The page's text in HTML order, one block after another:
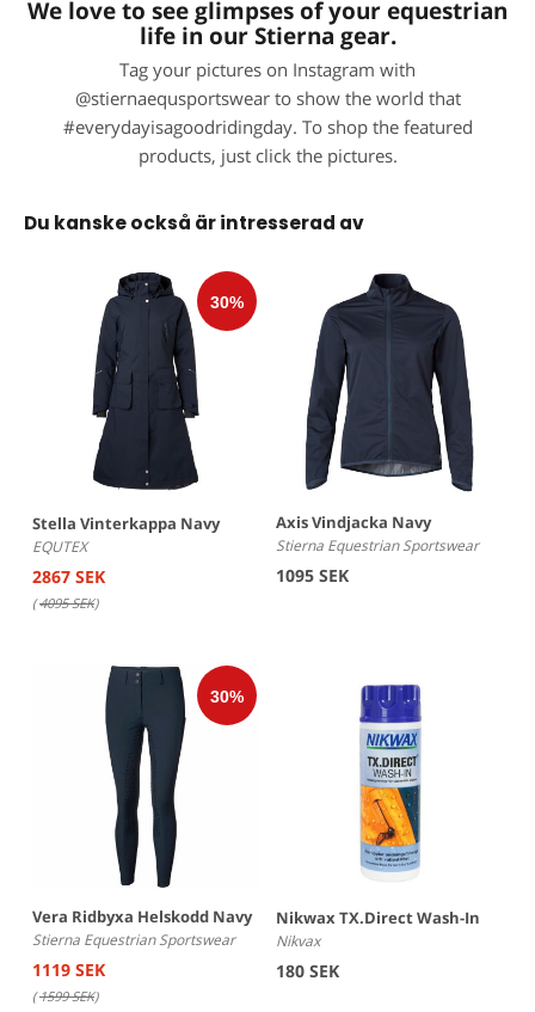
We love to see glimpses of your equestrian
life in our Stierna gear.
Tag your pictures on Instagram with
@stiernaequsportswear to show the world that
#everydayisagoodridingday. To shop the featured
products, just click the pictures.
Du kanske också är intresserad av
Stella Vinterkappa Navy
EQUTEX
2867 SEK
(4095 SEK)
Axis Vindjacka Navy
Stierna Equestrian Sportswear
1095 SEK
Vera Ridbyxa Helskodd Navy
Stierna Equestrian Sportswear
1119 SEK
(1599 SEK)
Nikwax TX.Direct Wash-In
Nikvax
180 SEK